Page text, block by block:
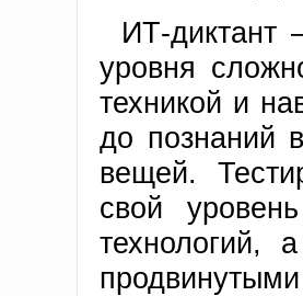
ИТ-диктант
уровня
техникой и
до познаний
вещей.
свой
технологий,